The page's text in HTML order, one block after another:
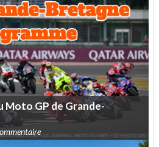
MotoGPdeGrande-